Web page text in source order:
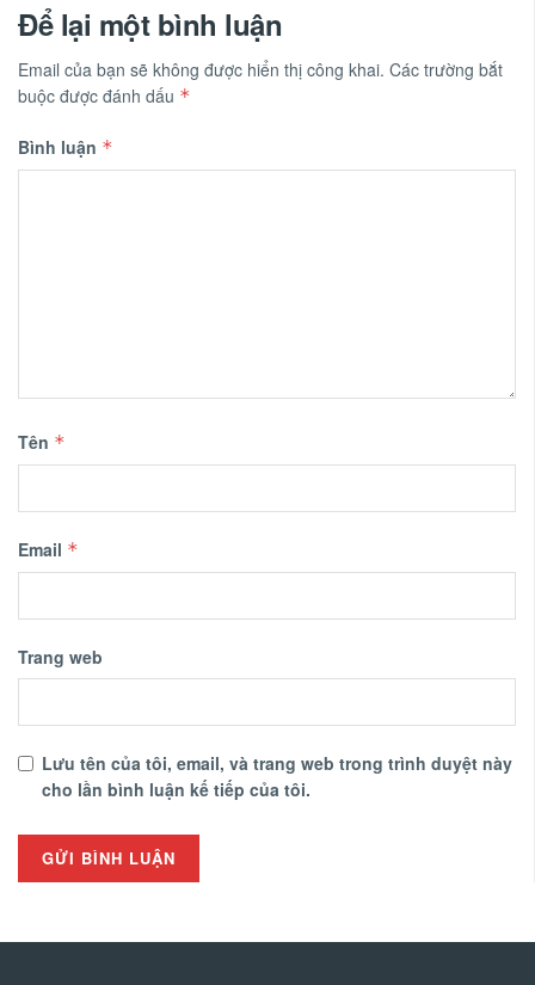
Để lại một bình luận
Email của bạn sẽ không được hiển thị công khai. Các trường bắt
buộc được đánh dấu *
Bình luận *
Tên *
Email *
Trang web
Lưu tên của tôi, email, và trang web trong trình duyệt này
cho lần bình luận kế tiếp của tôi.